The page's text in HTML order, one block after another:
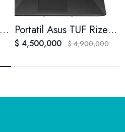
Computador Gamer Rizen 7 Disco SSD 1 ter 32 Ram Portatil Asus TUF Rizen 7 RTX 3050 FA506N ssd 1 tera 64 Ram
$ 4,500,000 $ 4,900,000